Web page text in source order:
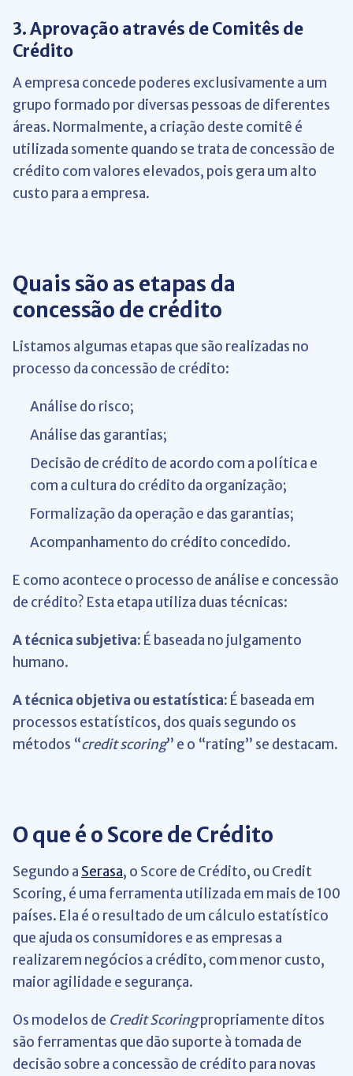
3.Aprovação através de Comitês de
Crédito
A empresa concede poderes exclusivamente a um
grupo formado por diversas pessoas de diferentes
áreas. Normalmente, a criação deste comitê é
utilizada somente quando se trata de concessão de
crédito com valores elevados, pois gera um alto
custo para a empresa.
Quais são as etapas da
concessão de crédito
Listamos algumas etapas que são realizadas no
processo da concessão de crédito:
Análise do risco;
Análise das garantias;
Decisão de crédito de acordo com a política e
com a cultura do crédito da organização;
Formalização da operação e das garantias;
Acompanhamento do crédito concedido.
E como acontece o processo de análise e concessão
de crédito? Esta etapa utiliza duas técnicas:
A técnica subjetiva: É baseada no julgamento
humano.
A técnica objetiva ou estatística: É baseada em
processos estatísticos, dos quais segundo os
métodos “credit scoring” e o “rating” se destacam.
O que é o Score de Crédito
Segundo a Serasa, o Score de Crédito, ou Credit
Scoring, é uma ferramenta utilizada em mais de 100
países. Ela é o resultado de um cálculo estatístico
que ajuda os consumidores e as empresas a
realizarem negócios a crédito, com menor custo,
maior agilidade e segurança.
Os modelos de Credit Scoringpropriamente ditos
são ferramentas que dão suporte à tomada de
decisão sobre a concessão de crédito para novas